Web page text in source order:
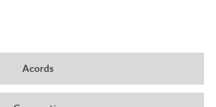
Acords